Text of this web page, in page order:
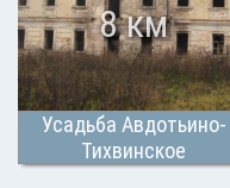
Усадьба Авдотьино-
Тихвинское
8 км